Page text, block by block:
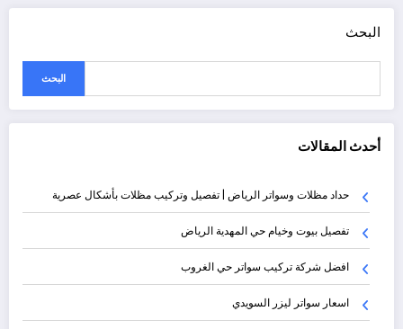
البحث
البحث
أحدث المقالات
حداد مظلات وسواتر الرياض | تفصيل وتركيب مظلات بأشكال عصرية
تفصيل بيوت وخيام حي المهدية الرياض
افضل شركة تركيب سواتر حي الغروب
اسعار سواتر ليزر السويدي